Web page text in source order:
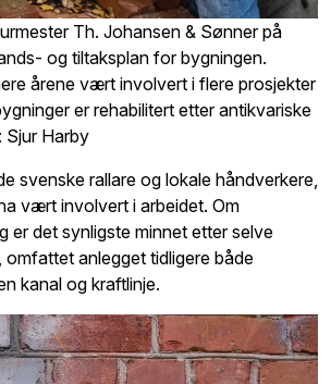
Th. Johansen & Sønner på
og tiltaksplan for bygningen.
årene vært involvert i flere prosjekter
er rehabilitert etter antikvariske
Sjur Harby
svenske rallare og lokale håndverkere,
vært involvert i arbeidet. Om
er det synligste minnet etter selve
anlegget tidligere både
kanal og kraftlinje.